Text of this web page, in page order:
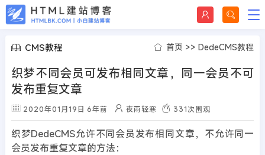
CMS教程 首页 >>DedeCMS教程
织梦不同会员可发布相同文章，同一会员不可
发布重复文章
2020年01月19日 6年前 夜雨轻寒 331次围观
织梦DedeCMS允许不同会员发布相同文章，不允许同一
会员发布重复文章的方法：